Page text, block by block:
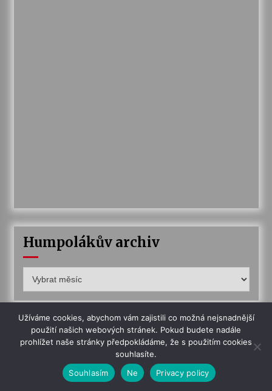
Humpolákův archiv
archiv
Uživatelský box
Užíváme cookies, abychom vám zajistili co možná nejsnadnější
použití našich webových stránek. Pokud budete nadále
prohlížet naše stránky předpokládáme, že s použitím cookies
souhlasíte.
Souhlasím
Ne Privacy policy